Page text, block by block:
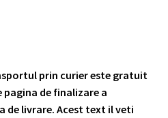
prin curier este gratuit
pagina de finalizare a
de livrare. Acest text il veti